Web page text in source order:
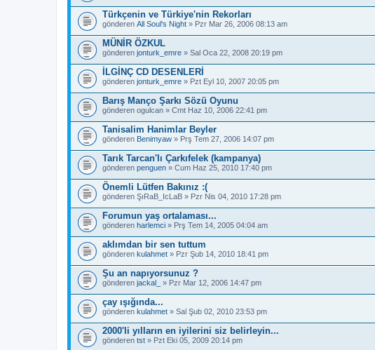
Türkçenin ve Türkiye'nin Rekorları
gönderen All Soul's Night » Pzr Mar 26, 2006 08:13 am
MÜNİR ÖZKUL
gönderen jonturk_emre » Sal Oca 22, 2008 20:19 pm
İLGİNÇ CD DESENLERİ
gönderen jonturk_emre » Pzt Eyl 10, 2007 20:05 pm
Barış Manço Şarkı Sözü Oyunu
gönderen ogulcan » Cmt Haz 10, 2006 22:41 pm
Tanisalim Hanimlar Beyler
gönderen Benimyaw » Prş Tem 27, 2006 14:07 pm
Tarık Tarcan'lı Çarkıfelek (kampanya)
gönderen penguen » Cum Haz 25, 2010 17:40 pm
Önemli Lütfen Bakınız :(
gönderen ŞıRaB_IcLaB » Pzr Nis 04, 2010 17:28 pm
Forumun yaş ortalaması...
gönderen harlemci » Prş Tem 14, 2005 04:04 am
aklımdan bir sen tuttum
gönderen kulahmet » Pzr Şub 14, 2010 18:41 pm
Şu an napıyorsunuz ?
gönderen jackal_ » Pzr Mar 12, 2006 14:47 pm
çay ışığında...
gönderen kulahmet » Sal Şub 02, 2010 23:53 pm
2000'li yılların en iyilerini siz belirleyin...
gönderen tst » Pzt Eki 05, 2009 20:14 pm